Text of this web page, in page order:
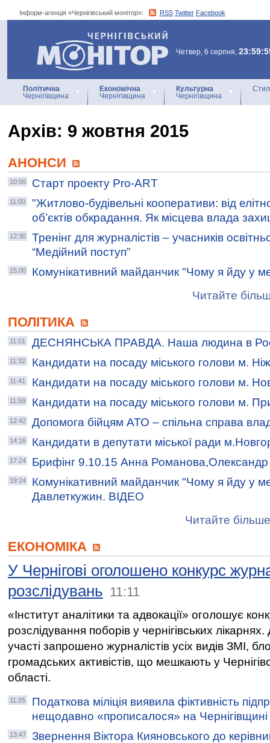
Інформ-агенція «Чернігівський монітор»: RSS Twitter Facebook
Інформ-агенція
«Чернігівський монітор»
Четвер, 6 серпня,
Політична
Чернігівщина
Економічна
Чернігівщина
Культурна
Чернігівщина
Архiв: 9 жовтня 2015
АНОНСИ
10:00 Старт проекту Pro-ART
11:00
"Житлово-будівельні кооперативи: від
об’єктів обкрадання. Як місцева влада
12:30
Тренінг для журналістів – учасників
“Медійний поступ”
15:00
Комунікативний майданчик "Чому я йду у
Читайте
ПОЛІТИКА
11:01 ДЕСНЯНСЬКА ПРАВДА. Наша людина в
11:32 Кандидати на посаду міського голови м.
11:41 Кандидати на посаду міського голови м.
11:59 Кандидати на посаду міського голови м.
12:42 Допомога бійцям АТО – спільна справа
14:16 Кандидати в депутати міської ради
17:24 Брифінг 9.10.15 Анна
19:24
Комунікативний майданчик "Чому я йду у
Давлеткужин. ВІДЕО
Читайте
ЕКОНОМІКА
У Чернігові оголошено конкурс
розслідувань 11:11
«Інститут аналітики та адвокації» оголошує
розслідування поборів у чернігівських лікарнях.
участі запрошено журналістів усіх видів ЗМІ,
громадських активістів, що мешкають у
області.
11:25
Податкова міліція виявила фіктивність
нещодавно «прописалося» на Чернігівщині
13:47
Звернення Віктора Кияновського до